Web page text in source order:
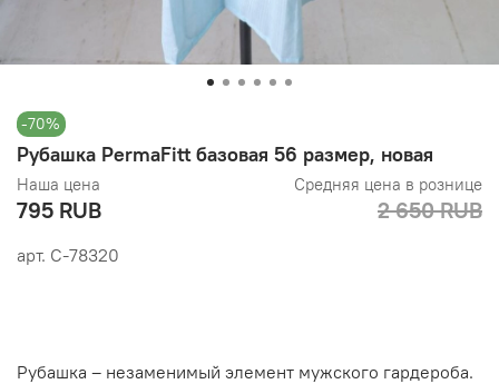
-70%
арт. С-78320
Рубашка PermaFitt базовая 56 размер, новая
Наша цена
795 RUB
Средняя цена в рознице
2 650 RUB
Рубашка – незаменимый элемент мужского гардероба.